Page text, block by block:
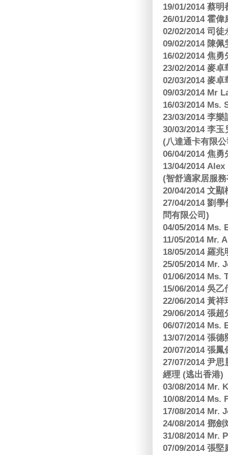
19/01/2014 蔡
26/01/2014 霍
02/02/2014 司
09/02/2014 陳
16/02/2014 焦
23/02/2014 麥
02/03/2014 麥
09/03/2014 Mr
16/03/2014 Ms.
23/03/2014 李
30/03/2014 李
(八達通卡有限
06/04/2014 焦
13/04/2014
(智舒適家居服
20/04/2014 文
27/04/2014 劉
問有限公司)
04/05/2014 Ms.
11/05/2014 Mr.
18/05/2014 羅
25/05/2014 Mr.
01/06/2014 Ms.
15/06/2014 吳
22/06/2014 黃
29/06/2014 張
06/07/2014 Ms.
13/07/2014 張
20/07/2014 張
27/07/2014 尹
經理 (逃出香港)
03/08/2014 Mr.
10/08/2014 Ms.
17/08/2014 Mr.
24/08/2014 鄧
31/08/2014 Mr.
07/09/2014 張